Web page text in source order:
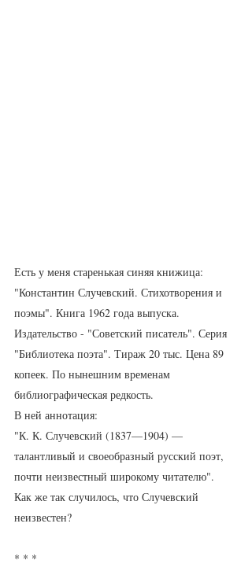
Есть у меня старенькая синяя книжица:
"Константин Случевский. Стихотворения и
поэмы". Книга 1962 года выпуска.
Издательство - "Советский писатель". Серия
"Библиотека поэта". Тираж 20 тыс. Цена 89
копеек. По нынешним временам
библиографическая редкость.
В ней аннотация:
"К. К. Случевский (1837—1904) —
талантливый и своеобразный русский поэт,
почти неизвестный широкому читателю".
Как же так случилось, что Случевский
неизвестен?
* * *